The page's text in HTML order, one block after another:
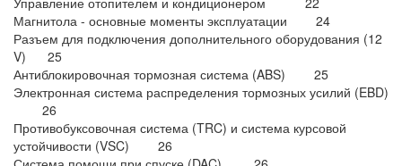
Магнитола - основные моменты эксплуатации 24
Разъем для подключения дополнительного оборудования (12
V) 25
Антиблокировочная тормозная система (ABS) 25
Электронная система распределения тормозных усилий (EBD)
26
Противобуксовочная система (TRC) и система курсовой
устойчивости (VSC) 26